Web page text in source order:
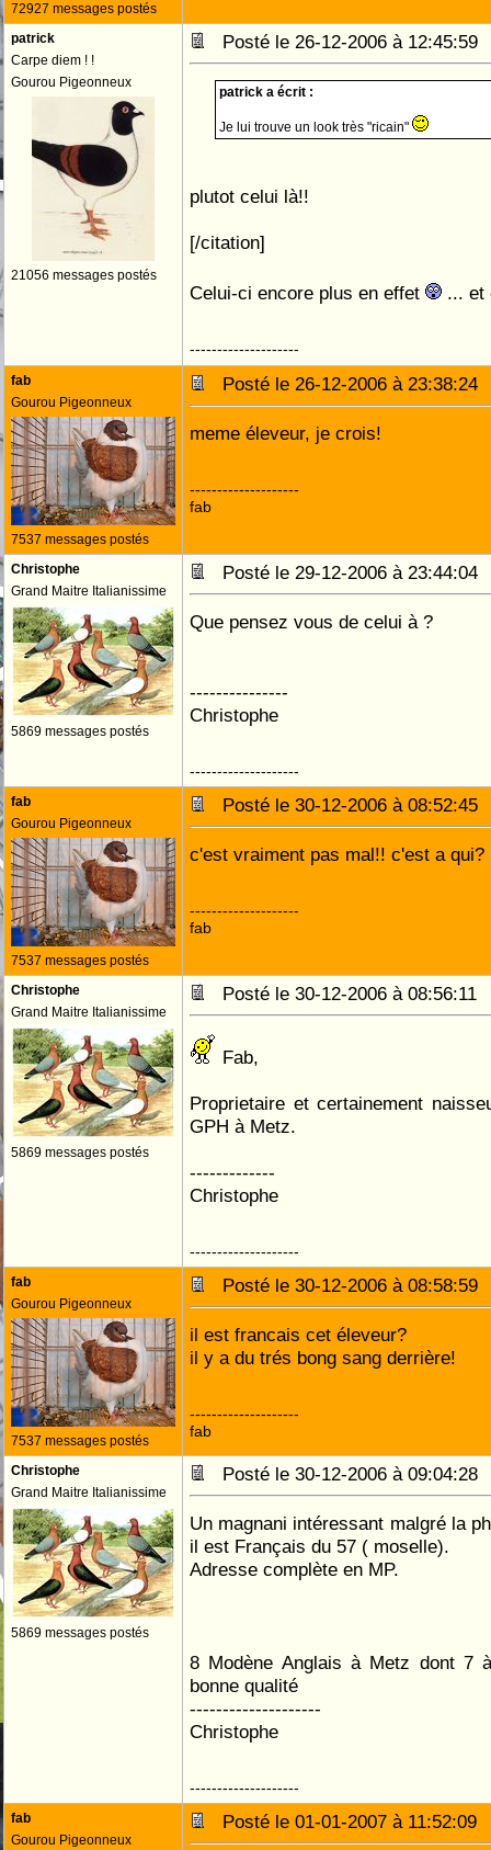
72927 messages postés
patrick
Carpe diem ! !
Gourou Pigeonneux
21056 messages postés
Posté le 26-12-2006 à
patrick a écrit :
Je lui trouve un look très "ricain"
plutot celui là!!
[/citation]
Celui-ci encore plus en effet ... et
--------------------
fab
Gourou Pigeonneux
7537 messages postés
Posté le 26-12-2006 à
meme éleveur, je crois!
--------------------
fab
Christophe
Grand Maitre Italianissime
5869 messages postés
Posté le 29-12-2006 à
Que pensez vous de celui à ?
---------------
Christophe
--------------------
fab
Gourou Pigeonneux
7537 messages postés
Posté le 30-12-2006 à
c'est vraiment pas mal!! c'est a qui?
--------------------
fab
Christophe
Grand Maitre Italianissime
5869 messages postés
Posté le 30-12-2006 à
Fab,
Proprietaire et certainement
GPH à Metz.
-------------
Christophe
--------------------
fab
Gourou Pigeonneux
7537 messages postés
Posté le 30-12-2006 à
il est francais cet éleveur?
il y a du trés bong sang derrière!
--------------------
fab
Christophe
Grand Maitre Italianissime
5869 messages postés
Posté le 30-12-2006 à
Un magnani intéressant malgré la
il est Français du 57 ( moselle).
Adresse complète en MP.
8 Modène Anglais à Metz dont 7
bonne qualité
--------------------
Christophe
--------------------
fab
Gourou Pigeonneux
Posté le 01-01-2007 à